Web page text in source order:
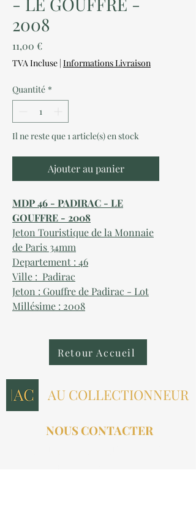
2008
11,00 €Prix
TVA Incluse | Informations Livraison
Quantité *
Il ne reste que 1 article(s) en stock
Ajouter au panier
MDP 46 - PADIRAC - LE
GOUFFRE - 2008
Jeton Touristique de la Monnaie
de Paris 34mm
Departement : 46
Ville : Padirac
Jeton : Gouffre de Padirac - Lot
Millésime : 2008
Retour Accueil
AU COLLECTIONNEUR
NOUS CONTACTER